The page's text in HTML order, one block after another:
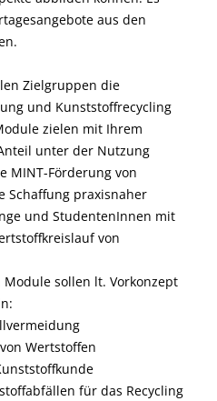
aus den
Zielgruppen die
und Kunststoffrecycling
zielen mit Ihrem
unter der Nutzung
MINT-Förderung von
Schaffung praxisnaher
und StudentenInnen mit
von
sollen lt. Vorkonzept
Wertstoffen
für das Recycling